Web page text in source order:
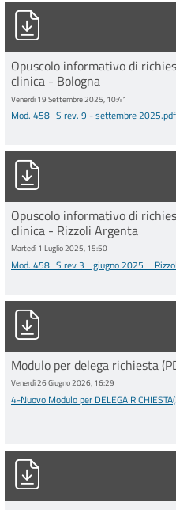
Mod. 458_S rev. 9 - settembre
Opuscolo informativo di
clinica - Bologna
Venerdì 19 Settembre 2025, 10:41
Mod. 458_S rev. 9 - settembre 2025.pdf
Mod. 458_S rev 3 _giugno
Opuscolo informativo di
clinica - Rizzoli Argenta
Martedì 1 Luglio 2025, 15:50
Mod. 458_S rev 3 _giugno 2025 _
4-Nuovo Modulo per DELEGA
Modulo per delega richiesta
Venerdì 26 Giugno 2026, 16:29
4-Nuovo Modulo per DELEGA
4-Nuovo Modulo per DELEGA